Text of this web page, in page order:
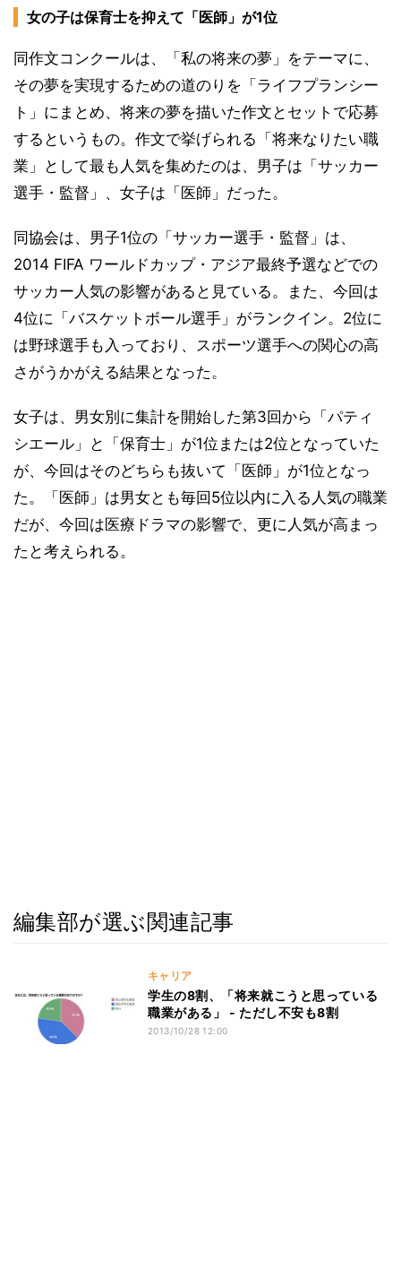
女の子は保育士を抑えて「医師」が1位
同作文コンクールは、「私の将来の夢」をテーマに、
その夢を実現するための道のりを「ライフプランシー
ト」にまとめ、将来の夢を描いた作文とセットで応募
するというもの。作文で挙げられる「将来なりたい職
業」として最も人気を集めたのは、男子は「サッカー
選手・監督」、女子は「医師」だった。
同協会は、男子1位の「サッカー選手・監督」は、
2014 FIFA ワールドカップ・アジア最終予選などでの
サッカー人気の影響があると見ている。また、今回は
4位に「バスケットボール選手」がランクイン。2位に
は野球選手も入っており、スポーツ選手への関心の高
さがうかがえる結果となった。
女子は、男女別に集計を開始した第3回から「パティ
シエール」と「保育士」が1位または2位となっていた
が、今回はそのどちらも抜いて「医師」が1位となっ
た。「医師」は男女とも毎回5位以内に入る人気の職業
だが、今回は医療ドラマの影響で、更に人気が高まっ
たと考えられる。
編集部が選ぶ関連記事
キャリア
学生の8割、「将来就こうと思っている
職業がある」 - ただし不安も8割
2013/10/28 12:00